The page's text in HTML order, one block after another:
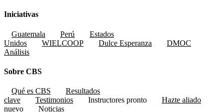
Iniciativas
Guatemala Perú
Estados
Unidos
WIELCOOP Dulce Esperanza
DMOC
Análisis
Sobre CBS
Qué es CBS
Resultados
clave
Testimonios Instructores pronto
Hazte aliado
nuevo
Noticias